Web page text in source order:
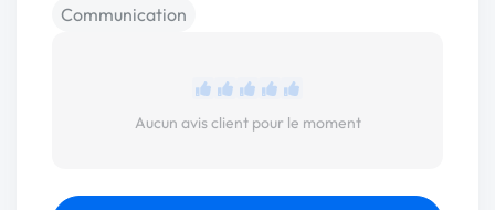
Communication
Aucun avis client pour le moment